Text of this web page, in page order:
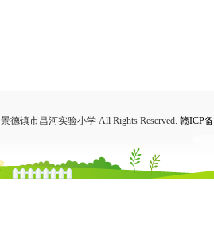
景德镇市昌河实验小学 All Rights Reserved. 赣ICP